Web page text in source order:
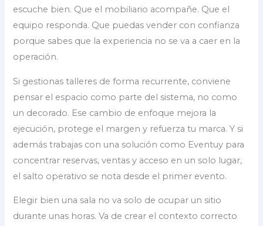
escuche bien. Que el mobiliario acompañe. Que el
equipo responda. Que puedas vender con confianza
porque sabes que la experiencia no se va a caer en la
operación.
Si gestionas talleres de forma recurrente, conviene
pensar el espacio como parte del sistema, no como
un decorado. Ese cambio de enfoque mejora la
ejecución, protege el margen y refuerza tu marca. Y si
además trabajas con una solución como Eventuy para
concentrar reservas, ventas y acceso en un solo lugar,
el salto operativo se nota desde el primer evento.
Elegir bien una sala no va solo de ocupar un sitio
durante unas horas. Va de crear el contexto correcto